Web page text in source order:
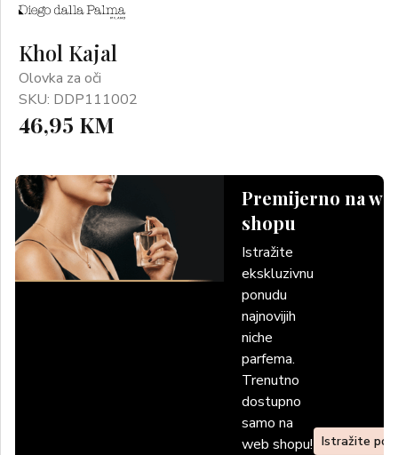
Khol Kajal
Olovka za oči
SKU: DDP111002
46,95 KM
Premijerno na
shopu
Istražite
ekskluzivnu
ponudu
najnovijih
niche
parfema.
Trenutno
dostupno
samo na
web shopu! Istražite